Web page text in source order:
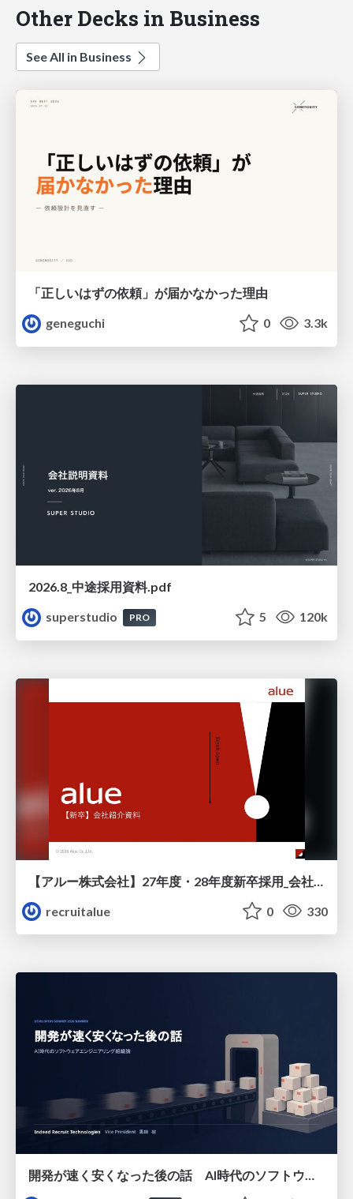
Other Decks in Business
See All in Business
「正しいはずの依頼」が届かなかった理由
geneguchi
0 3.3k
2026.8_中途採用資料.pdf
superstudio
PRO 5 120k
recruitalue
0 330
開発が速く安くなった後の話 AI時代のソフトウェアエンジニアリング組織論 #devsumi